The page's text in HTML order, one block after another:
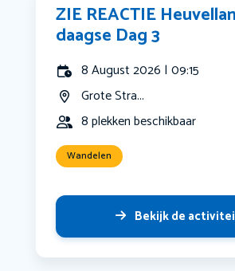
ZIE REACTIE
daagse Dag 3
8 August 2026 | 09:15
Grote Stra...
8 plekken beschikbaar
Wandelen
Bekijk de